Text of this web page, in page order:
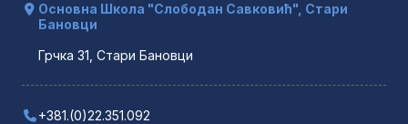
Основна Школа "Слободан Савковић", Стари
Бановци
Грчка 31, Стари Бановци
+381.(0)22.351.092